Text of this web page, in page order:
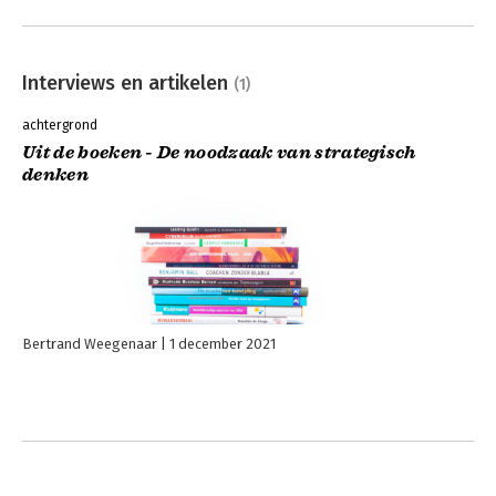
Interviews en artikelen (1)
achtergrond
Uit de boeken - De noodzaak van strategisch
denken
Bertrand Weegenaar 1 december 2021